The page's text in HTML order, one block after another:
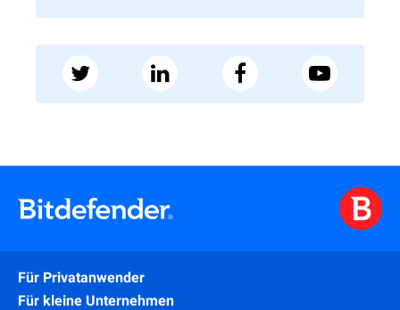
Für Privatanwender
Für kleine Unternehmen